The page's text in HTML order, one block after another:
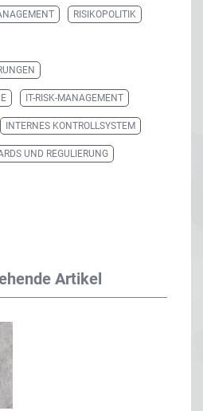
RISIKOPOLITIK
IT-RISK-MANAGEMENT
INTERNES KONTROLLSYSTEM
UND REGULIERUNG
Artikel